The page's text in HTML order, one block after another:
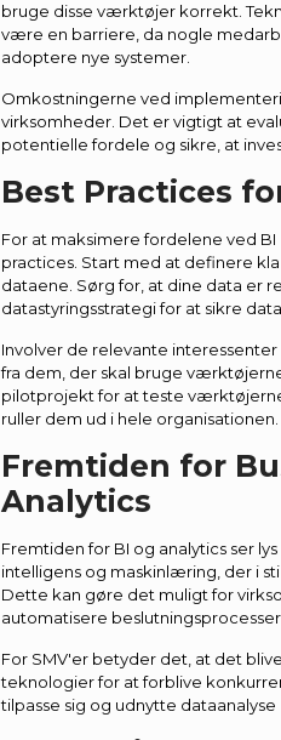
bruge disse værktøjer korrekt.
være en barriere, da nogle
adoptere nye systemer.
Omkostningerne ved
virksomheder. Det er vigtigt at
potentielle fordele og sikre, at
Best Practices
For at maksimere fordelene ved
practices. Start med at definere
dataene. Sørg for, at dine data er
datastyringsstrategi for at sikre
Involver de relevante
fra dem, der skal bruge
pilotprojekt for at teste
ruller dem ud i hele organisationen.
Fremtiden for
Analytics
Fremtiden for BI og analytics ser
intelligens og maskinlæring, der i
Dette kan gøre det muligt for
automatisere
For SMV'er betyder det, at det
teknologier for at forblive
tilpasse sig og udnytte